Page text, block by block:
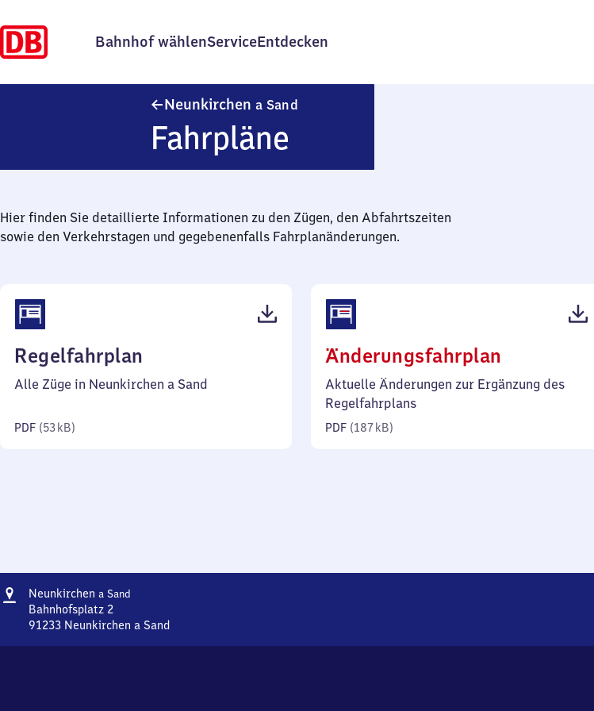
Bahnhof wählenServiceEntdecken
Neunkirchen a Sand
Fahrpläne
Hier finden Sie detaillierte Informationen zu den Zügen, den Abfahrtszeiten
sowie den Verkehrstagen und gegebenenfalls Fahrplanänderungen.
Regelfahrplan
53
Alle Züge in Neunkirchen a Sand
PDF (53 kB)
Änderungsfahrplan
187
Aktuelle Änderungen zur Ergänzung des
Regelfahrplans
PDF (187 kB)
Adresse
Neunkirchen a Sand
Sand
Bahnhofsplatz 2
91233 Neunkirchen a Sand